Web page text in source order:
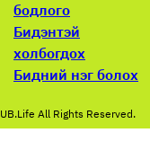
бодлого
Бидэнтэй
холбогдох
Бидний нэг болох
UB.Life All Rights Reserved.